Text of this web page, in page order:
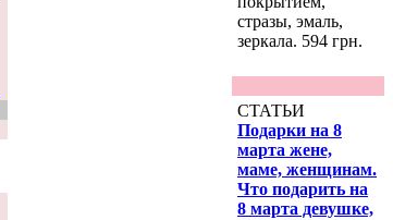
стразы, эмаль,
зеркала. 594 грн.
СТАТЬИ
Подарки на 8
марта жене,
маме, женщинам.
Что подарить на
8 марта девушке,